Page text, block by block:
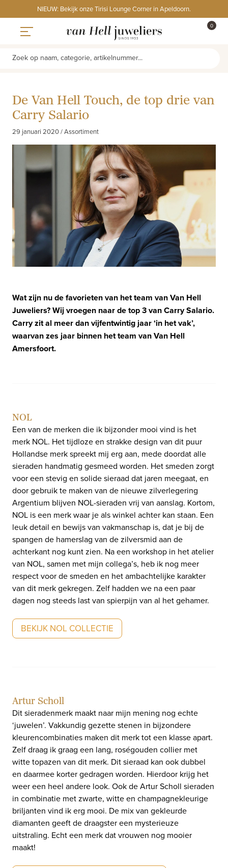
to
content
NIEUW: Bekijk onze Tirisi Lounge Corner in Apeldoorn.
0
Zoek op naam, categorie, artikelnummer...
De Van Hell Touch, de top drie van
Carry Salario
29 januari 2020 / Assortiment
Wat zijn nu de favorieten van het team van Van Hell
Juweliers? Wij vroegen naar de top 3 van Carry Salario.
Carry zit al meer dan vijfentwintig jaar ‘in het vak’,
waarvan zes jaar binnen het team van Van Hell
Amersfoort.
NOL
Een van de merken die ik bijzonder mooi vind is het
merk NOL. Het tijdloze en strakke design van dit puur
Hollandse merk spreekt mij erg aan, mede doordat alle
sieraden handmatig gesmeed worden. Het smeden zorgt
voor een stevig en solide sieraad dat jaren meegaat, en
door gebruik te maken van de nieuwe zilverlegering
Argentium blijven NOL-sieraden vrij van aanslag. Kortom,
NOL is een merk waar je als winkel achter kan staan. Een
leuk detail en bewijs van vakmanschap is, dat je bij de
spangen de hamerslag van de zilversmid aan de
achterkant nog kunt zien. Na een workshop in het atelier
van NOL, samen met mijn collega’s, heb ik nog meer
respect voor de smeden en het ambachtelijke karakter
van dit merk gekregen. Zelf hadden we na een paar
dagen nog steeds last van spierpijn van al het gehamer.
BEKIJK NOL COLLECTIE
Artur Scholl
Dit sieradenmerk maakt naar mijn mening nog echte
‘juwelen’. Vakkundig gezette stenen in bijzondere
kleurencombinaties maken dit merk tot een klasse apart.
Zelf draag ik graag een lang, roségouden collier met
witte topazen van dit merk. Dit sieraad kan ook dubbel
en daarmee korter gedragen worden. Hierdoor krijg het
weer een heel andere look. Ook de Artur Scholl sieraden
in combinatie met zwarte, witte en champagnekleurige
briljanten vind ik erg mooi. De mix van gekleurde
diamanten geeft de draagster een mysterieuze
uitstraling. Echt een merk dat vrouwen nog mooier
maakt!